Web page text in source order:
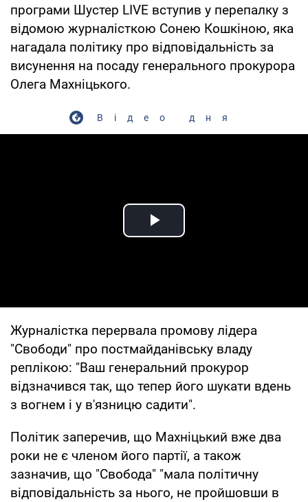
програми Шустер LIVE вступив у перепалку з
відомою журналісткою Сонею Кошкіною, яка
нагадала політику про відповідальність за
висунення на посаду генерального прокурора
Олега Махніцького.
Відео дня
Play Video
Журналістка перервала промову лідера
"Свободи" про постмайданівську владу
реплікою: "Ваш генеральний прокурор
відзначився так, що тепер його шукати вдень
з вогнем і у в'язницю садити".
Політик заперечив, що Махніцький вже два
роки не є членом його партії, а також
зазначив, що "Свобода" "мала політичну
відповідальність за нього, не пройшовши в